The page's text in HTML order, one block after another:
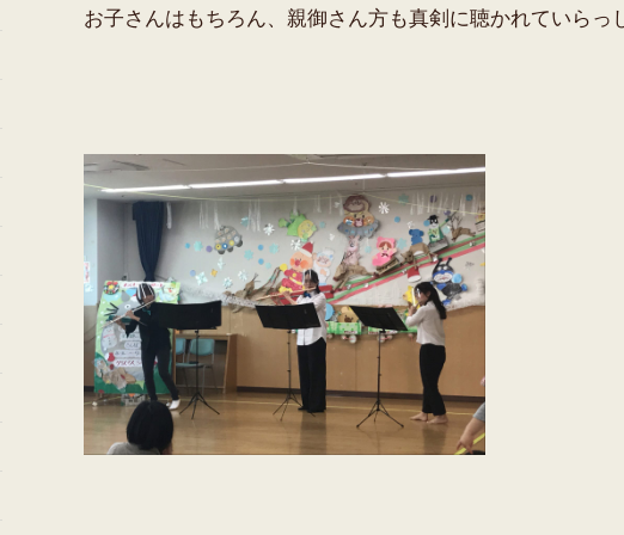
お子さんはもちろん、親御さん方も真剣に聴かれていらっ